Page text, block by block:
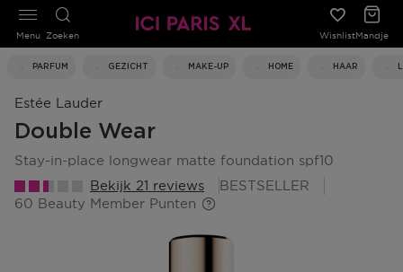
Zoeken WishlistMandje
PARFUM GEZICHT MAKE-UP HOME HAAR
Menu
Estée Lauder
Double Wear
stay-in-place longwear matte foundation spf10
Bekijk 21 reviews
BESTSELLER
60 Beauty Member Punten